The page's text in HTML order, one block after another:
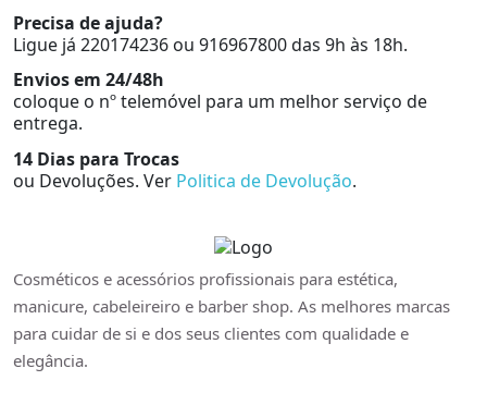
Precisa de ajuda?
Ligue já 220174236 ou 916967800 das 9h às 18h.
Envios em 24/48h
coloque o nº telemóvel para um melhor serviço de
entrega.
14 Dias para Trocas
ou Devoluções. Ver Politica de Devolução.
Cosméticos e acessórios profissionais para estética,
manicure, cabeleireiro e barber shop. As melhores marcas
para cuidar de si e dos seus clientes com qualidade e
elegância.